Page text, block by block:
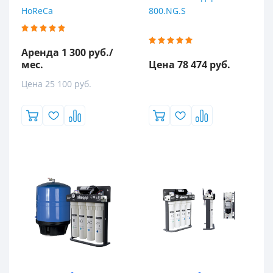
HoReCa
Аренда 1 300 руб./
мес.
Цена 25 100 руб.
800.NG.S
Цена 78 474 руб.